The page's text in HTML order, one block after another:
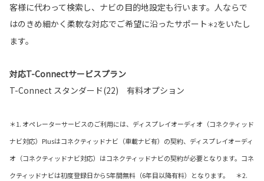
客様に代わって検索し、ナビの目的地設定も行います。人ならで
はのきめ細かく柔軟な対応でご希望に沿ったサポート ＊2をいたし
ます。
対応T-Connectサービスプラン
T-Connect スタンダード(22) 有料オプション
＊1. オペレーターサービスのご利用には、ディスプレイオーディオ（コネクティッド
ナビ対応）Plusはコネクティッドナビ（車載ナビ有）の契約、ディスプレイオーディ
オ（コネクティッドナビ対応）はコネクティッドナビの契約が必要となります。コネ
クティッドナビは初度登録日から5年間無料（6年目以降有料）となります。 ＊2.